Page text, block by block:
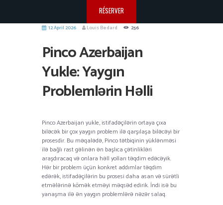
RÉSERVER
12 April 2026 Louis Bedard 256
Pinco Azerbaijan
Yukle: Yaygın
Problemlərin Həlli
Pinco Azerbaijan yukle, istifadəçilərin ortaya çıxa
biləcək bir çox yaygın problem ilə qarşılaşa biləcəyi bir
prosesdir. Bu məqalədə, Pinco tətbiqinin yüklənməsi
ilə bağlı rast gəlinən ən başlıca çətinlikləri
araşdıracaq və onlara həll yolları təqdim edəcəyik.
Hər bir problem üçün konkret addımlar təqdim
edərək, istifadəçilərin bu prosesi daha asan və sürətli
etmələrinə kömək etməyi məqsəd edirik. İndi isə bu
yanaşma ilə ən yaygın problemlərə nəzər salaq.